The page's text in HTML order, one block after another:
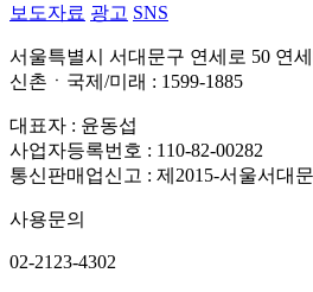
보도자료 광고 SNS
서울특별시 서대문구 연세로 50 연
신촌ㆍ국제/미래 : 1599-1885
대표자 : 윤동섭
사업자등록번호 : 110-82-00282
통신판매업신고 : 제2015-서울서대
사용문의
02-2123-4302